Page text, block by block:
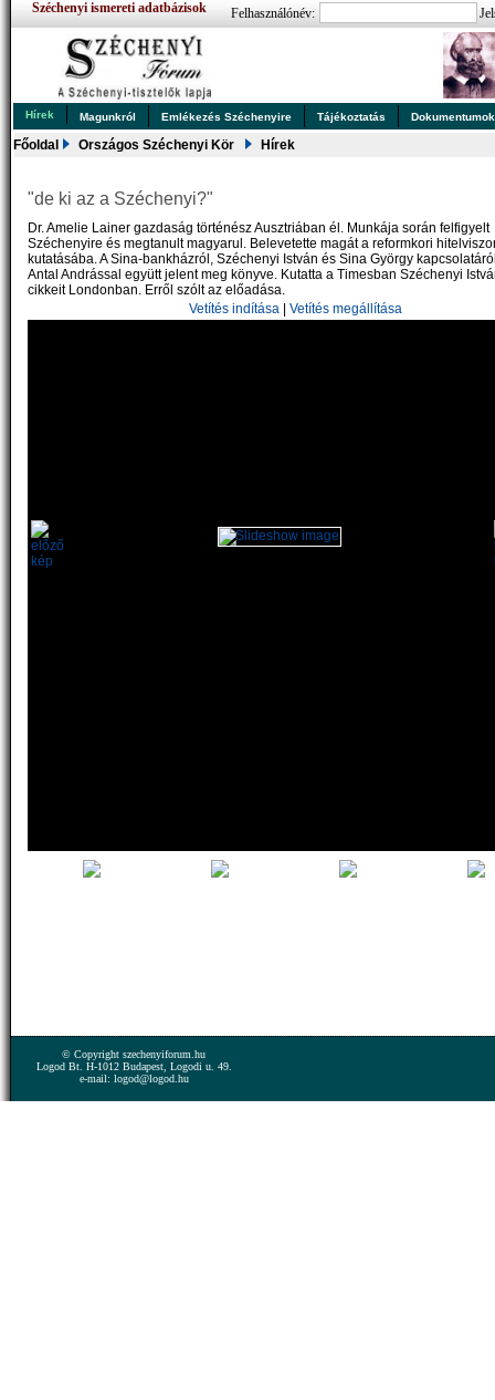
Széchenyi ismereti adatbázisok Felhasználónév:
Hírek Magunkról Emlékezés Széchenyire Tájékoztatás Dokumentumok
Főoldal Országos Széchenyi Kör Hírek
"de ki az a Széchenyi?"
Dr. Amelie Lainer gazdaság történész Ausztriában él. Munkája során felfigyelt
Széchenyire és megtanult magyarul. Belevetette magát a reformkori
kutatásába. A Sina-bankházról, Széchenyi István és Sina György
Antal Andrással együtt jelent meg könyve. Kutatta a Timesban Széchenyi
cikkeit Londonban. Erről szólt az előadása.
Vetítés indítása |Vetítés megállítása
© Copyright szechenyiforum.hu
Logod Bt. H-1012 Budapest, Logodi u. 49.
e-mail: logod@logod.hu